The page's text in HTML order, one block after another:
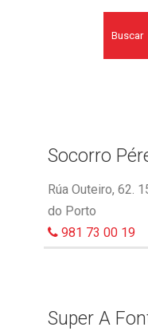
Buscar
Socorro
Rúa Outeiro, 62.
do Porto
981 73 00 19
Super A